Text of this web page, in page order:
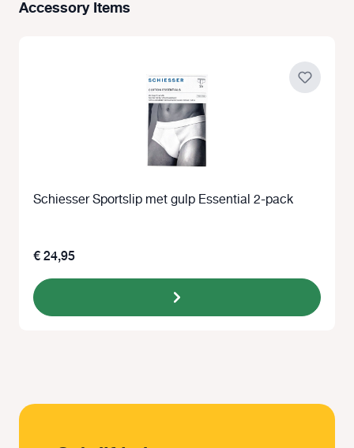
Productgalerij overslaan
Accessory Items
Schiesser Sportslip met gulp Essential 2-pack
€ 24,95